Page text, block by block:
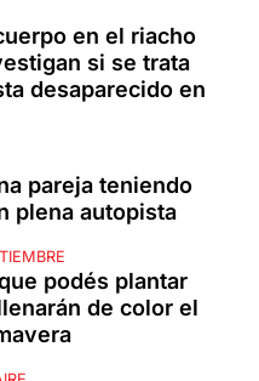
en el riacho
si se trata
desaparecido en
pareja teniendo
plena autopista
podés plantar
de color el